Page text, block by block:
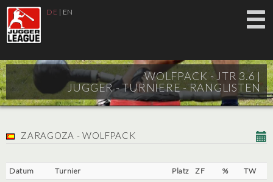
DE | EN
WOLFPACK - JTR 3.6 |
JUGGER - TURNIERE - RANGLISTEN
ZARAGOZA - WOLFPACK
Datum Turnier Platz ZF %
TW